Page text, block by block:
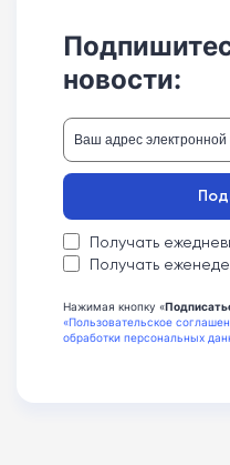
новости:
Получать
Получать
Нажимая кнопку «
«Пользовательское
обработки персональных